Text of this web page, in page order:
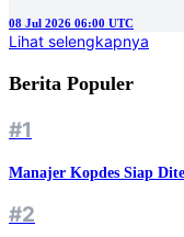
08 Jul 2026 06:00 UTC
Lihat selengkapnya
Berita Populer
#1
Manajer Kopdes Siap
#2